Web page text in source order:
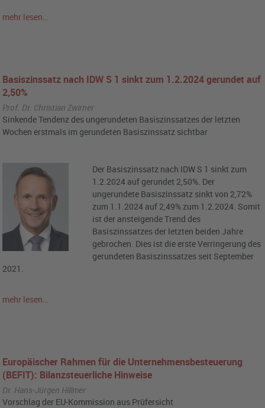
mehr lesen…
Basiszinssatz nach IDW S 1 sinkt zum 1.2.2024 gerundet auf
2,50%
Prof. Dr. Christian Zwirner
Sinkende Tendenz des ungerundeten Basiszinssatzes der letzten
Wochen erstmals im gerundeten Basiszinssatz sichtbar
Der Basiszinssatz nach IDW S 1 sinkt zum
1.2.2024 auf gerundet 2,50%. Der
ungerundete Basiszinssatz sinkt von 2,72%
zum 1.1.2024 auf 2,49% zum 1.2.2024. Somit
ist der ansteigende Trend des
Basiszinssatzes der letzten beiden Jahre
gebrochen. Dies ist die erste Verringerung des
gerundeten Basiszinssatzes seit September
2021.
mehr lesen…
Europäischer Rahmen für die Unternehmensbesteuerung
(BEFIT): Bilanzsteuerliche Hinweise
Dr. Hans-Jürgen Hillmer
Vorschlag der EU-Kommission aus Prüfersicht